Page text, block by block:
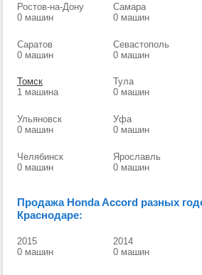
Ростов-на-Дону
0 машин
Самара
0 машин
Саратов
0 машин
Севастополь
0 машин
Томск
1 машина
Тула
0 машин
Ульяновск
0 машин
Уфа
0 машин
Челябинск
0 машин
Ярославль
0 машин
Продажа Honda Accord разных
Краснодаре:
2015
0 машин
2014
0 машин